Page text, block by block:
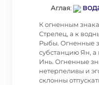
Аглая:
К огненным
Стрелец, а к
Рыбы. Огненные
субстанцию Ян, а
Инь. Огненные
нетерпеливы и
склонны